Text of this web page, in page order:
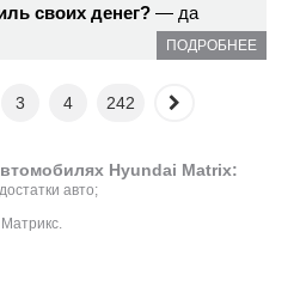
своих денег? — да
ПОДРОБНЕЕ
3 4 242
Hyundai Matrix:
авто;